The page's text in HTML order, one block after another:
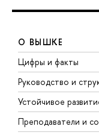
О ВЫШКЕ
Цифры и факты
Руководство и
Устойчивое
Преподаватели и